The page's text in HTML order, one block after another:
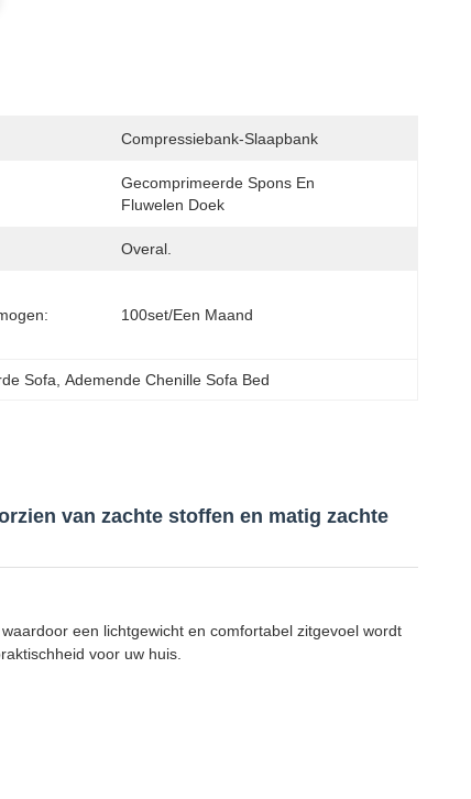
Compressiebank-Slaapbank
Gecomprimeerde Spons En
Fluwelen Doek
Overal.
100set/een Maand
Sofa , Ademende Chenille Sofa Bed
van zachte stoffen en matig zachte
een lichtgewicht en comfortabel zitgevoel wordt
voor uw huis.